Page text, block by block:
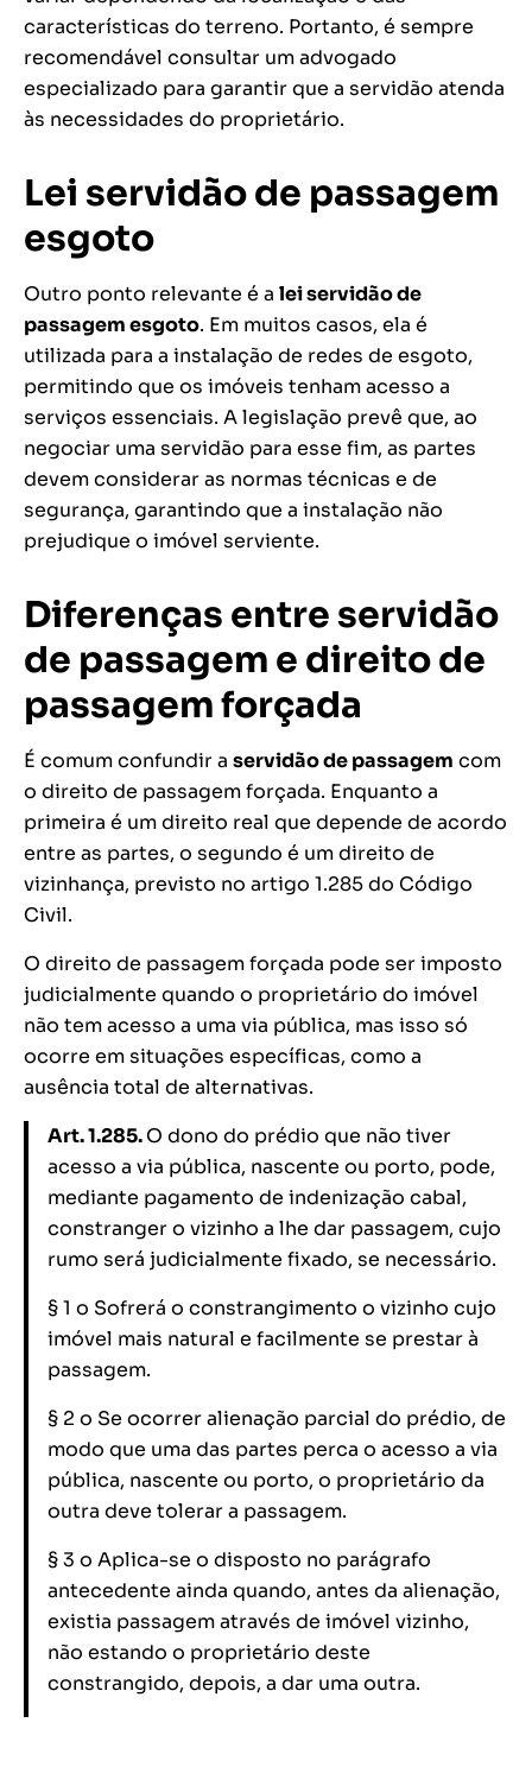
características do terreno. Portanto, é sempre
recomendável consultar um advogado
especializado para garantir que a servidão atenda
às necessidades do proprietário.
Lei servidão de passagem
esgoto
Outro ponto relevante é a lei servidão de
passagem esgoto. Em muitos casos, ela é
utilizada para a instalação de redes de esgoto,
permitindo que os imóveis tenham acesso a
serviços essenciais. A legislação prevê que, ao
negociar uma servidão para esse fim, as partes
devem considerar as normas técnicas e de
segurança, garantindo que a instalação não
prejudique o imóvel serviente.
Diferenças entre servidão
de passagem e direito de
passagem forçada
É comum confundir a servidão de passagem com
o direito de passagem forçada. Enquanto a
primeira é um direito real que depende de acordo
entre as partes, o segundo é um direito de
vizinhança, previsto no artigo 1.285 do Código
Civil.
O direito de passagem forçada pode ser imposto
judicialmente quando o proprietário do imóvel
não tem acesso a uma via pública, mas isso só
ocorre em situações específicas, como a
ausência total de alternativas.
Art. 1.285.O dono do prédio que não tiver
acesso a via pública, nascente ou porto, pode,
mediante pagamento de indenização cabal,
constranger o vizinho a lhe dar passagem, cujo
rumo será judicialmente fixado, se necessário.
§ 1 o Sofrerá o constrangimento o vizinho cujo
imóvel mais natural e facilmente se prestar à
passagem.
§ 2 o Se ocorrer alienação parcial do prédio, de
modo que uma das partes perca o acesso a via
pública, nascente ou porto, o proprietário da
outra deve tolerar a passagem.
§ 3 o Aplica-se o disposto no parágrafo
antecedente ainda quando, antes da alienação,
existia passagem através de imóvel vizinho,
não estando o proprietário deste
constrangido, depois, a dar uma outra.